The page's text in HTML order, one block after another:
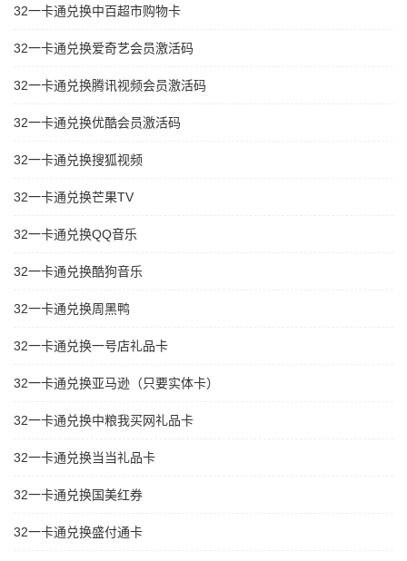
32一卡通兑换中百超市购物卡
32一卡通兑换爱奇艺会员激活码
32一卡通兑换腾讯视频会员激活码
32一卡通兑换优酷会员激活码
32一卡通兑换搜狐视频
32一卡通兑换芒果TV
32一卡通兑换QQ音乐
32一卡通兑换酷狗音乐
32一卡通兑换周黑鸭
32一卡通兑换一号店礼品卡
32一卡通兑换亚马逊（只要实体卡）
32一卡通兑换中粮我买网礼品卡
32一卡通兑换当当礼品卡
32一卡通兑换国美红券
32一卡通兑换盛付通卡